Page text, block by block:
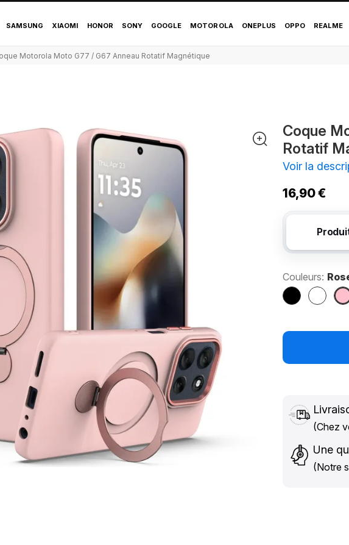
Moto G77 / G67 Anneau
SAMSUNG XIAOMI HONOR SONY GOOGLE MOTOROLA ONEPLUS OPPO REALME
Motorola Moto G77 / G67 Anneau Rotatif Magnétique
Coque
Rotatif
Voir la
16,90 €
Couleurs:
Noir Blanc
(Chez
Une
(Notre